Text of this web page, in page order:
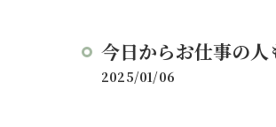
今日からお仕事の
2025/01/06